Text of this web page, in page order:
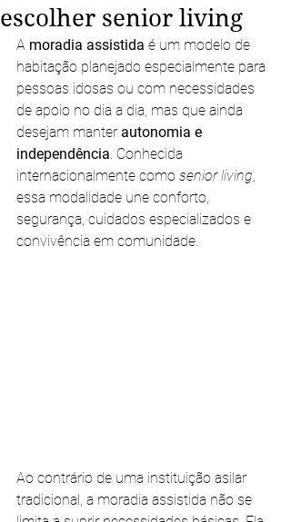
escolher senior living
A moradia assistida é um modelo de
habitação planejado especialmente para
pessoas idosas ou com necessidades
de apoio no dia a dia, mas que ainda
desejam manter autonomia e
independência. Conhecida
internacionalmente como senior living,
essa modalidade une conforto,
segurança, cuidados especializados e
convivência em comunidade.
Ao contrário de uma instituição asilar
tradicional, a moradia assistida não se